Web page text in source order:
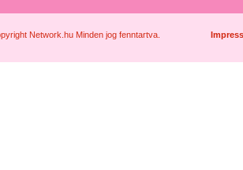
Network.hu Minden jog fenntartva.